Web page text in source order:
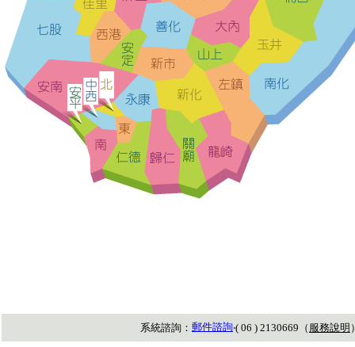
系統諮詢： 郵件諮詢‧( 06 ) 2130669（ 服務說明